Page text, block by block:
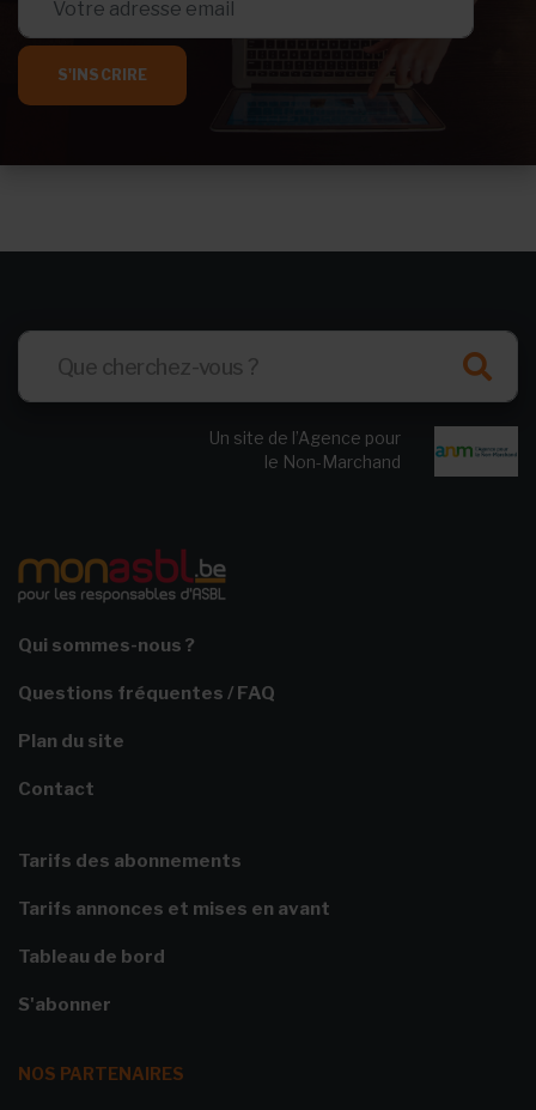
S'INSCRIRE
Un site de l’Agence pour
le Non-Marchand
Qui sommes-nous ?
Questions fréquentes / FAQ
Plan du site
Contact
Tarifs des abonnements
Tarifs annonces et mises en avant
Tableau de bord
S'abonner
NOS PARTENAIRES